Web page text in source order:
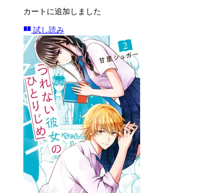
カートに追加しました
試し読み